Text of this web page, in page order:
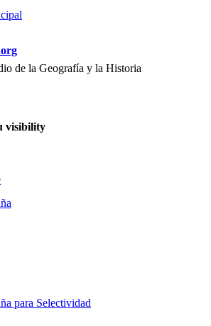
de la Geografía y la Historia
visibility
para Selectividad